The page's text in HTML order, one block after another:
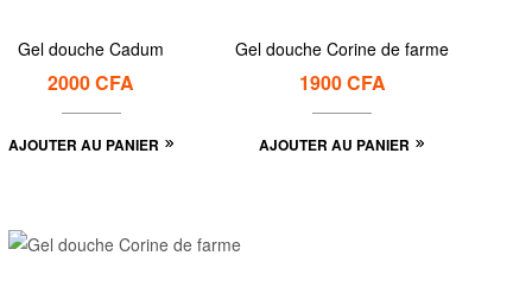
Gel douche Cadum
2000CFA
AJOUTER AU PANIER
Gel douche Corine de farme
1900CFA
AJOUTER AU PANIER